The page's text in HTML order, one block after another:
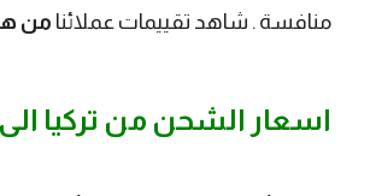
منافسة . شاهد تقييمات عملائنا من
اسعار الشحن من تركيا